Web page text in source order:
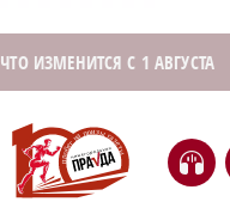
ЧТО ИЗМЕНИТСЯ С 1 АВГУСТА
H